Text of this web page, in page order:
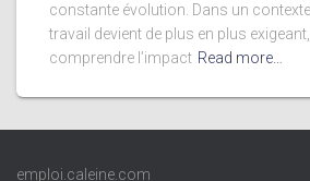
constante évolution. Dans un
travail devient de plus en plus
comprendre l’impact Read more…
emploi.caleine.com